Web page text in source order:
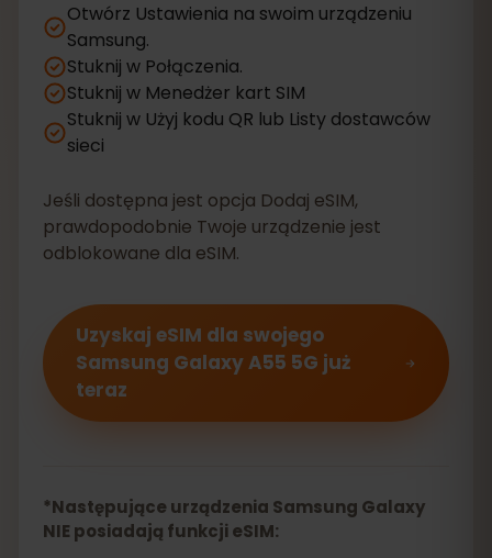
Otwórz Ustawienia na swoim urządzeniu
Samsung.
Stuknij w Połączenia.
Stuknij w Menedżer kart SIM
Stuknij w Użyj kodu QR lub Listy dostawców
sieci
Jeśli dostępna jest opcja Dodaj eSIM,
prawdopodobnie Twoje urządzenie jest
odblokowane dla eSIM.
Uzyskaj eSIM dla swojego
Samsung Galaxy A55 5G już
teraz
*Następujące urządzenia Samsung Galaxy
NIE posiadają funkcji eSIM: